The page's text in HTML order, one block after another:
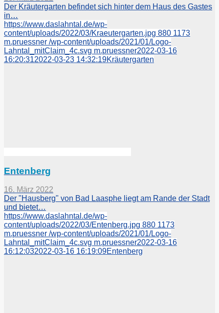
Der Kräutergarten befindet sich hinter dem Haus des Gastes
in…
https://www.daslahntal.de/wp-
content/uploads/2022/03/Kraeutergarten.jpg 880 1173
m.pruessner /wp-content/uploads/2021/01/Logo-
Lahntal_mitClaim_4c.svg m.pruessner2022-03-16
16:20:312022-03-23 14:32:19Kräutergarten
Entenberg
16. März 2022
Der "Hausberg" von Bad Laasphe liegt am Rande der Stadt
und bietet…
https://www.daslahntal.de/wp-
content/uploads/2022/03/Entenberg.jpg 880 1173
m.pruessner /wp-content/uploads/2021/01/Logo-
Lahntal_mitClaim_4c.svg m.pruessner2022-03-16
16:12:032022-03-16 16:19:09Entenberg